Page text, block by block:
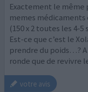
Exactement le
memes médicaments
(150 x 2 toutes les 4-5
Est-ce que c’est le
prendre du poids…?
ronde que de revivre
votre avis